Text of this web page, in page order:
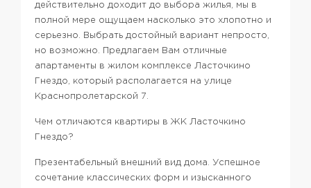
действительно доходит до выбора жилья, мы в
полной мере ощущаем насколько это хлопотно и
серьезно. Выбрать достойный вариант непросто,
но возможно. Предлагаем Вам отличные
апартаменты в жилом комплексе Ласточкино
Гнездо, который располагается на улице
Краснопролетарской 7.
Чем отличаются квартиры в ЖК Ласточкино
Гнездо?
Презентабельный внешний вид дома. Успешное
сочетание классических форм и изысканного